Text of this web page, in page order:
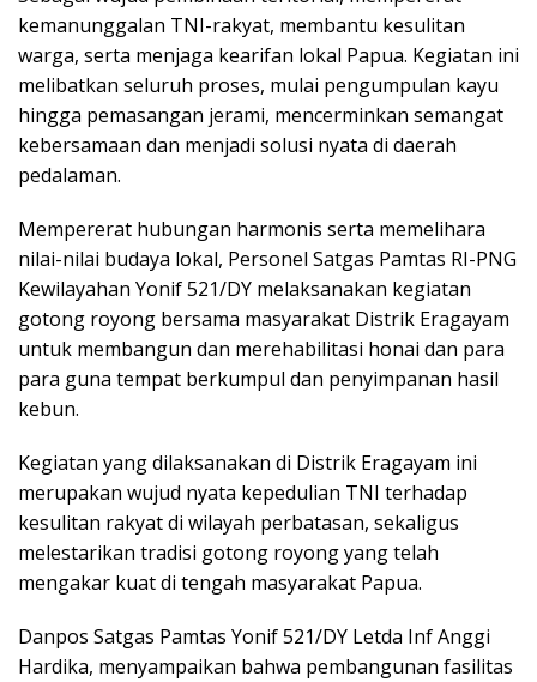
kemanunggalan TNI-rakyat, membantu kesulitan
warga, serta menjaga kearifan lokal Papua. Kegiatan ini
melibatkan seluruh proses, mulai pengumpulan kayu
hingga pemasangan jerami, mencerminkan semangat
kebersamaan dan menjadi solusi nyata di daerah
pedalaman.
Mempererat hubungan harmonis serta memelihara
nilai-nilai budaya lokal, Personel Satgas Pamtas RI-PNG
Kewilayahan Yonif 521/DY melaksanakan kegiatan
gotong royong bersama masyarakat Distrik Eragayam
untuk membangun dan merehabilitasi honai dan para
para guna tempat berkumpul dan penyimpanan hasil
kebun.
Kegiatan yang dilaksanakan di Distrik Eragayam ini
merupakan wujud nyata kepedulian TNI terhadap
kesulitan rakyat di wilayah perbatasan, sekaligus
melestarikan tradisi gotong royong yang telah
mengakar kuat di tengah masyarakat Papua.
Danpos Satgas Pamtas Yonif 521/DY Letda Inf Anggi
Hardika, menyampaikan bahwa pembangunan fasilitas